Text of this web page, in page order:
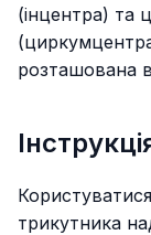
(інцентра) та
розташована
трикутника